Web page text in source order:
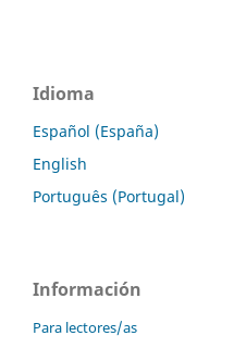
Idioma
Español (España)
English
Português (Portugal)
Información
Para lectores/as